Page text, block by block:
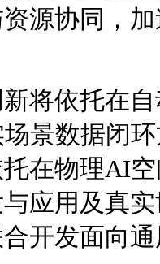
源协同，
将依托在
景数据闭
在物理AI
应用及真
开发面向